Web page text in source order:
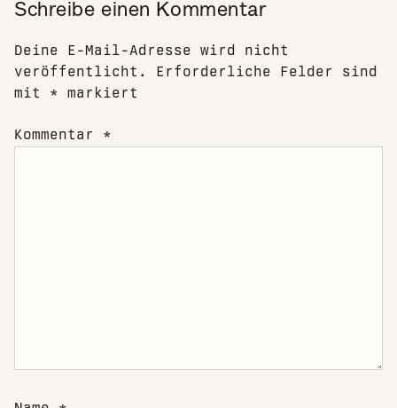
Schreibe einen Kommentar
Deine E-Mail-Adresse wird nicht
veröffentlicht.
Erforderliche Felder sind
mit * markiert
Kommentar *